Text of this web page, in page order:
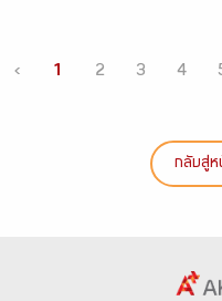
‹ 1 2 3 4
กลับสู่ห